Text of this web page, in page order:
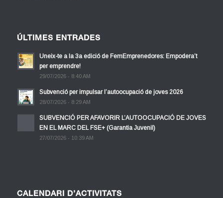
ÚLTIMES ENTRADES
Uneix-te a la 3a edició de FemEmprenedores: Empodera’t
per emprendre!
29/07/2026 - 8:40 AM
Subvenció per impulsar l’autoocupació de joves 2026
28/07/2026 - 8:29 AM
SUBVENCIÓ PER AFAVORIR L’AUTOOCUPACIÓ DE JOVES
EN EL MARC DEL FSE+ (Garantia Juvenil)
27/07/2026 - 10:39 AM
CALENDARI D’ACTIVITATS